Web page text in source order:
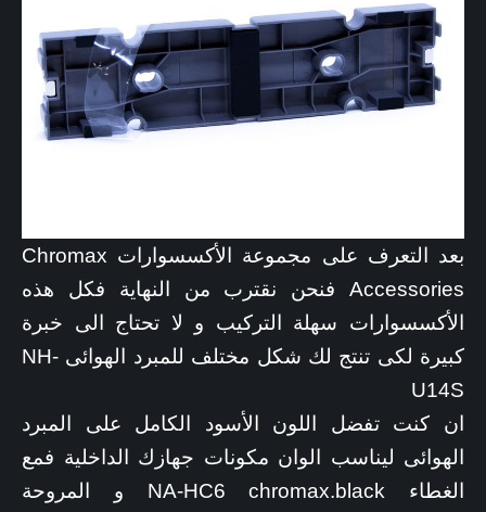
بعد التعرف على مجموعة الأكسسوارات Chromax
Accessories فنحن نقترب من النهاية فكل هذه
الأكسسوارات سهلة التركيب و لا تحتاج الى خبرة
كبيرة لكى تنتج لك شكل مختلف للمبرد الهوائى NH-
U14S
ان كنت تفضل اللون الأسود الكامل على المبرد
الهوائى ليناسب الوان مكونات جهازك الداخلية فمع
الغطاء NA-HC6 chromax.black و المروحة